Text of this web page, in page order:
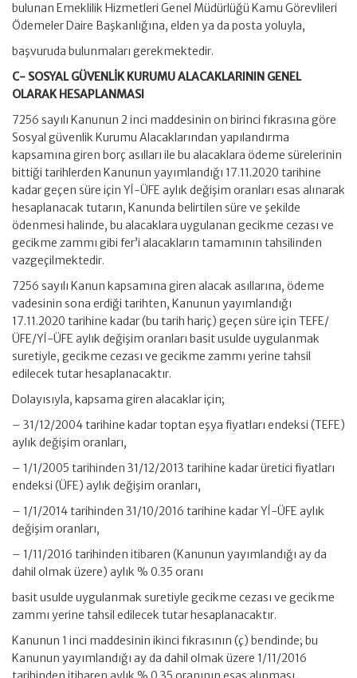
bulunan Emeklilik Hizmetleri Genel Müdürlüğü Kamu Görevlileri
Ödemeler Daire Başkanlığına, elden ya da posta yoluyla,
başvuruda bulunmaları gerekmektedir.
C- SOSYAL GÜVENLİK KURUMU ALACAKLARININ GENEL
OLARAK HESAPLANMASI
7256 sayılı Kanunun 2 inci maddesinin on birinci fıkrasına göre
Sosyal güvenlik Kurumu Alacaklarından yapılandırma
kapsamına giren borç asılları ile bu alacaklara ödeme sürelerinin
bittiği tarihlerden Kanunun yayımlandığı 17.11.2020 tarihine
kadar geçen süre için Yİ-ÜFE aylık değişim oranları esas alınarak
hesaplanacak tutarın, Kanunda belirtilen süre ve şekilde
ödenmesi halinde, bu alacaklara uygulanan gecikme cezası ve
gecikme zammı gibi fer’i alacakların tamamının tahsilinden
vazgeçilmektedir.
7256 sayılı Kanun kapsamına giren alacak asıllarına, ödeme
vadesinin sona erdiği tarihten, Kanunun yayımlandığı
17.11.2020 tarihine kadar (bu tarih hariç) geçen süre için TEFE/
ÜFE/Yİ-ÜFE aylık değişim oranları basit usulde uygulanmak
suretiyle, gecikme cezası ve gecikme zammı yerine tahsil
edilecek tutar hesaplanacaktır.
Dolayısıyla, kapsama giren alacaklar için;
– 31/12/2004 tarihine kadar toptan eşya fiyatları endeksi (TEFE)
aylık değişim oranları,
– 1/1/2005 tarihinden 31/12/2013 tarihine kadar üretici fiyatları
endeksi (ÜFE) aylık değişim oranları,
– 1/1/2014 tarihinden 31/10/2016 tarihine kadar Yİ-ÜFE aylık
değişim oranları,
– 1/11/2016 tarihinden itibaren (Kanunun yayımlandığı ay da
dahil olmak üzere) aylık % 0.35 oranı
basit usulde uygulanmak suretiyle gecikme cezası ve gecikme
zammı yerine tahsil edilecek tutar hesaplanacaktır.
Kanunun 1 inci maddesinin ikinci fıkrasının (ç) bendinde; bu
Kanunun yayımlandığı ay da dahil olmak üzere 1/11/2016